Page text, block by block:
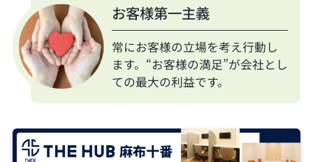
お客様第一主義
常にお客様の立場を考え行動し
ます。“お客様の満足”が会社とし
ての最大の利益です。